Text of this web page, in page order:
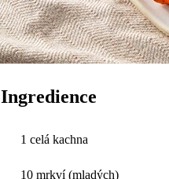
Ingredience
1 celá kachna
10 mrkví (mladých)